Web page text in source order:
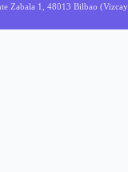
Zabala 1, 48013 Bilbao